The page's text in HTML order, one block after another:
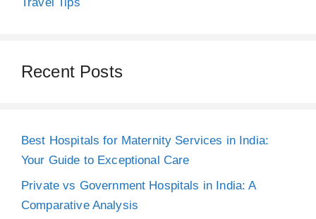
Recent Posts
Best Hospitals for Maternity Services in India:
Your Guide to Exceptional Care
Private vs Government Hospitals in India: A
Comparative Analysis